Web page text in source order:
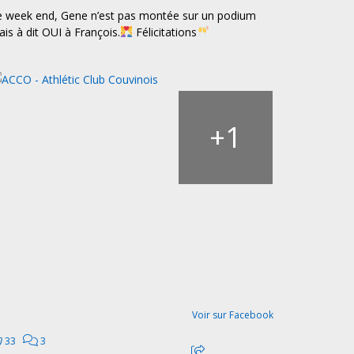
week end, Gene n’est pas montée sur un podium
à dit OUI à François.
Félicitations
+1
33 3
Voir sur Facebook